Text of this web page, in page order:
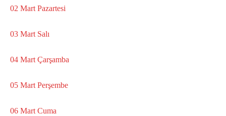
02 Mart Pazartesi
03 Mart Salı
04 Mart Çarşamba
05 Mart Perşembe
06 Mart Cuma